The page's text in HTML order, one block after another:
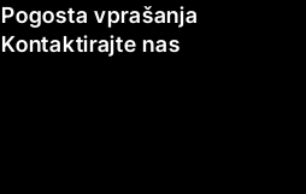
Pogosta vprašanja
Kontaktirajte nas